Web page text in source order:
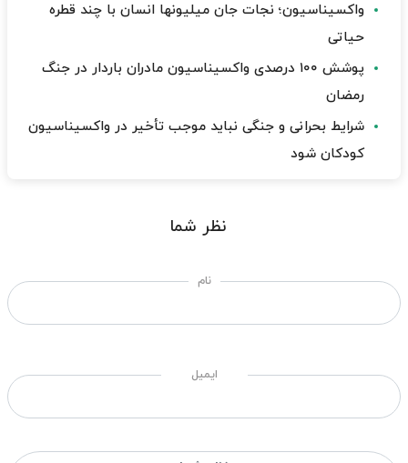
واکسیناسیون؛ نجات جان میلیونها انسان با چند قطره
حیاتی
پوشش ۱۰۰ درصدی واکسیناسیون مادران باردار در جنگ
رمضان
شرایط بحرانی و جنگی نباید موجب تأخیر در واکسیناسیون
کودکان شود
نظر شما
نام
ایمیل